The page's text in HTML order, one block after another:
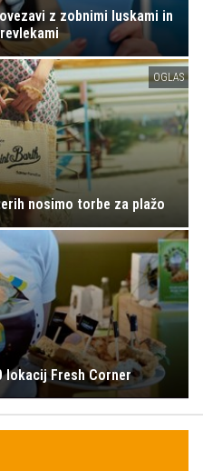
z zobnimi luskami in
OGLAS
nosimo torbe za plažo
lokacij Fresh Corner